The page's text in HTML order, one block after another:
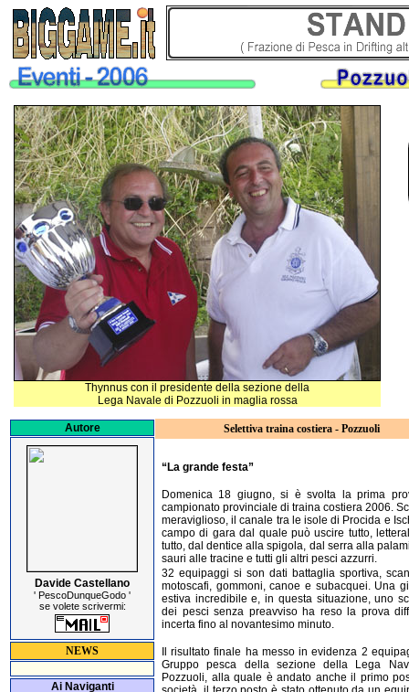
Autore
Davide Castellano
' PescoDunqueGodo '
se volete scrivermi:
NEWS
Ai Naviganti
Selettiva traina costiera - Pozzuoli
“La grande festa”
Domenica 18 giugno, si è svolta la prima
campionato provinciale di traina costiera 2006.
meraviglioso, il canale tra le isole di Procida e
campo di gara dal quale può uscire tutto,
tutto, dal dentice alla spigola, dal serra alla
sauri alle tracine e tutti gli altri pesci azzurri.
32 equipaggi si son dati battaglia sportiva,
motoscafi, gommoni, canoe e subacquei. Una
estiva incredibile e, in questa situazione, uno
dei pesci senza preavviso ha reso la prova
incerta fino al novantesimo minuto.
Il risultato finale ha messo in evidenza 2
Gruppo pesca della sezione della Lega
Pozzuoli, alla quale è andato anche il primo
Thynnus con il presidente della sezione della
Lega Navale di Pozzuoli in maglia rossa